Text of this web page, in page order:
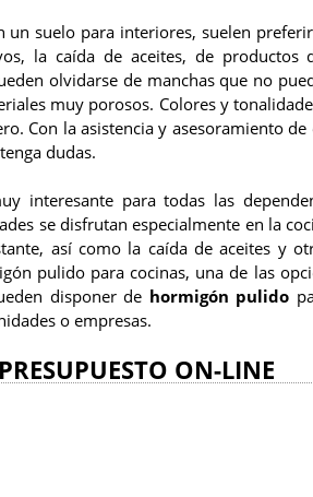
un suelo para interiores, suelen
la caída de aceites, de productos
olvidarse de manchas que no
muy porosos. Colores y
Con la asistencia y asesoramiento
dudas.
interesante para todas las
se disfrutan especialmente en la
así como la caída de aceites y
pulido para cocinas, una de las
disponer de hormigón pulido
o empresas.
ON-LINE